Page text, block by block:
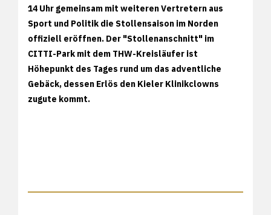
14 Uhr gemeinsam mit weiteren Vertretern aus
Sport und Politik die Stollensaison im Norden
offiziell eröffnen. Der "Stollenanschnitt" im
CITTI-Park mit dem THW-Kreisläufer ist
Höhepunkt des Tages rund um das adventliche
Gebäck, dessen Erlös den Kieler Klinikclowns
zugute kommt.